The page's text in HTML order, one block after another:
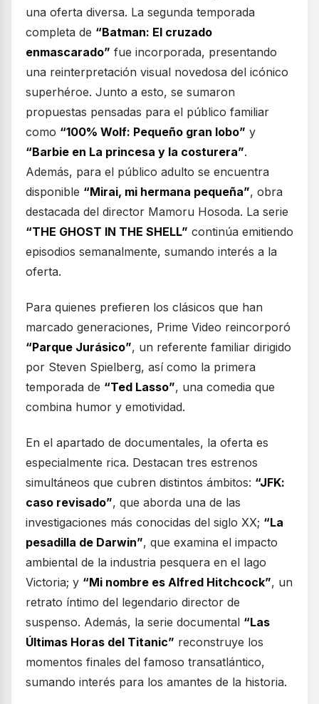
una oferta diversa. La segunda temporada
completa de “Batman: El cruzado
enmascarado” fue incorporada, presentando
una reinterpretación visual novedosa del icónico
superhéroe. Junto a esto, se sumaron
propuestas pensadas para el público familiar
como “100% Wolf: Pequeño gran lobo” y
“Barbie en La princesa y la costurera”.
Además, para el público adulto se encuentra
disponible “Mirai, mi hermana pequeña”, obra
destacada del director Mamoru Hosoda. La serie
“THE GHOST IN THE SHELL” continúa emitiendo
episodios semanalmente, sumando interés a la
oferta.
Para quienes prefieren los clásicos que han
marcado generaciones, Prime Video reincorporó
“Parque Jurásico”, un referente familiar dirigido
por Steven Spielberg, así como la primera
temporada de “Ted Lasso”, una comedia que
combina humor y emotividad.
En el apartado de documentales, la oferta es
especialmente rica. Destacan tres estrenos
simultáneos que cubren distintos ámbitos: “JFK:
caso revisado”, que aborda una de las
investigaciones más conocidas del siglo XX; “La
pesadilla de Darwin”, que examina el impacto
ambiental de la industria pesquera en el lago
Victoria; y “Mi nombre es Alfred Hitchcock”, un
retrato íntimo del legendario director de
suspenso. Además, la serie documental “Las
Últimas Horas del Titanic” reconstruye los
momentos finales del famoso transatlántico,
sumando interés para los amantes de la historia.